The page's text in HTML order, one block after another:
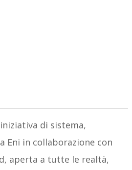
di sistema,
Eni in collaborazione con
aperta a tutte le realtà,